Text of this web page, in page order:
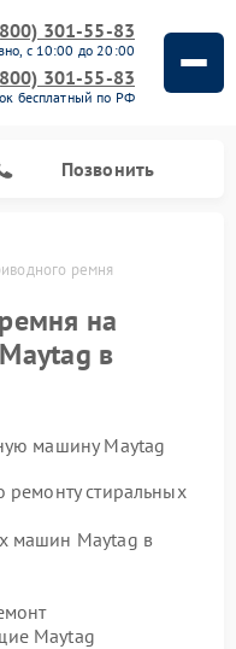
301-55-83
с 10:00 до 20:00
301-55-83
бесплатный по РФ
Позвонить
ремня
на
в
машину Maytag
стиральных
машин Maytag в
Maytag